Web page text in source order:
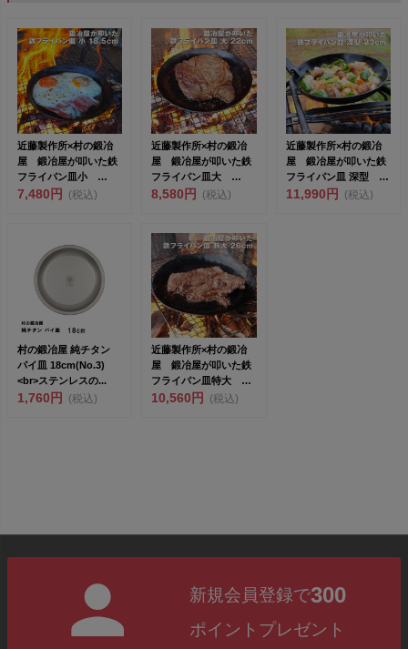
近藤製作所×村の鍛冶
屋 鍛冶屋が叩いた鉄
フライパン皿小
18.5cm ガス火、IH
7,480円 (税込)
近藤製作所×村の鍛冶
屋 鍛冶屋が叩いた鉄
フライパン皿大
22cm ガス火、IH対
8,580円 (税込)
近藤製作所×村の鍛冶
屋 鍛冶屋が叩いた鉄
フライパン皿 深型
23cm ガス火、IH対...
11,990円 (税込)
村の鍛冶屋 純チタン
パイ皿 18cm(No.3)
<br>ステンレスの...
1,760円 (税込)
近藤製作所×村の鍛冶
屋 鍛冶屋が叩いた鉄
フライパン皿特大
26cm ガス火、IH対
10,560円 (税込)
新規会員登録で300
ポイントプレゼント